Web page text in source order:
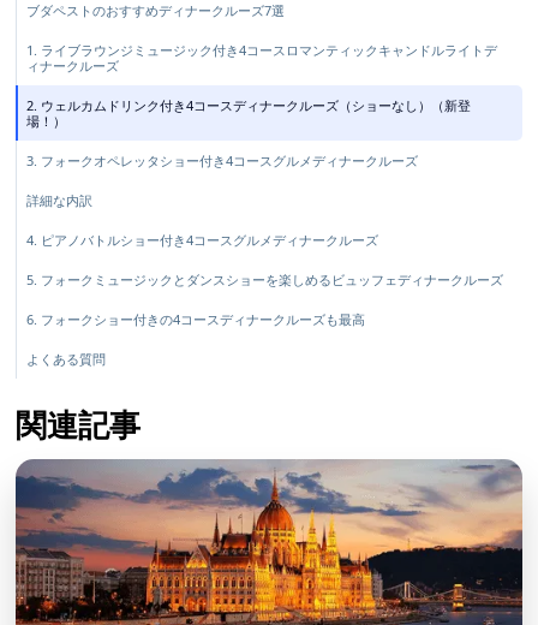
ブダペストのおすすめディナークルーズ7選
1. ライブラウンジミュージック付き4コースロマンティックキャンドルライトデ
ィナークルーズ
2. ウェルカムドリンク付き4コースディナークルーズ（ショーなし）（新登
場！）
3. フォークオペレッタショー付き4コースグルメディナークルーズ
詳細な内訳
4. ピアノバトルショー付き4コースグルメディナークルーズ
5. フォークミュージックとダンスショーを楽しめるビュッフェディナークルーズ
6. フォークショー付きの4コースディナークルーズも最高
よくある質問
関連記事